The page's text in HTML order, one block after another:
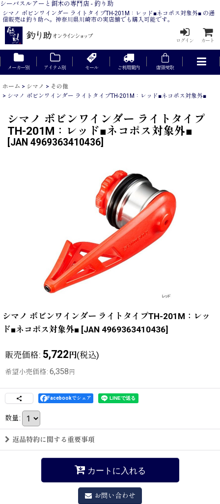
シーバスルアーと餌木の専門店 - 釣り助
シマノ ボビンワインダー ライトタイプTH-201M：レッド■ネコポス対象外■ の通
信販売は釣り助へ。神奈川県川崎市の実店舗でも購入可能です。
ログイン カート
メーカー別 アイテム別 セール ご利用案内 店頭受取
ホーム > シマノ > その他
> シマノ ボビンワインダー ライトタイプTH-201M：レッド■ネコポス対象外■
シマノ ボビンワインダー ライトタイプ
TH-201M：レッド■ネコポス対象外■
JAN 4969363410436
シマノ ボビンワインダー ライトタイプTH-201M：レッ
ド■ネコポス対象外■ [JAN 4969363410436]
販売価格: 5,722円(税込)
希望小売価格: 6,358 円
Facebookでシェア
数量:
返品特約に関する重要事項
カートに入れる
お問い合わせ